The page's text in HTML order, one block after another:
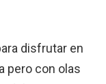
disfrutar en
pero con olas